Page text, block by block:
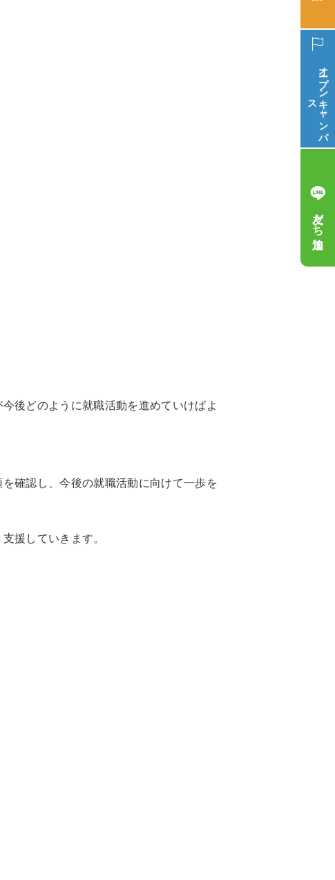
後どのように就職活動を進めていけばよ
確認し、今後の就職活動に向けて一歩を
援していきます。
オープン
キ
ャ
ン
パ
ス
友だち追加